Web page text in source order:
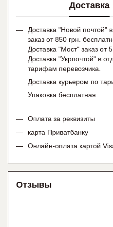
Доставка
Доставка "Новой почтой"
заказ от 850 грн.
Доставка "Мост" заказ от
Доставка "Укрпочтой" в
тарифам перевозчика.
Доставка курьером по
Упаковка бесплатная.
Оплата за реквизиты
карта Приватбанку
Онлайн-оплата картой
Отзывы